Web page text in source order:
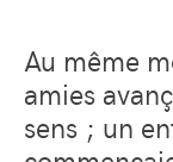
Au même
amies
sens ; un